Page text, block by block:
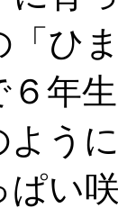
「ひ
６年
よ
ぱい